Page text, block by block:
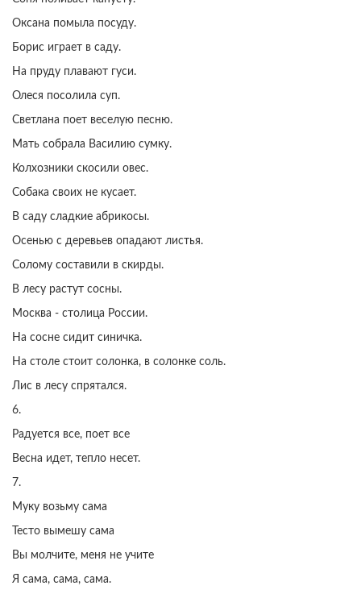
Оксана помыла посуду.
Борис играет в саду.
На пруду плавают гуси.
Олеся посолила суп.
Светлана поет веселую песню.
Мать собрала Василию сумку.
Колхозники скосили овес.
Собака своих не кусает.
В саду сладкие абрикосы.
Осенью с деревьев опадают листья.
Солому составили в скирды.
В лесу растут сосны.
Москва - столица России.
На сосне сидит синичка.
На столе стоит солонка, в солонке соль.
Лис в лесу спрятался.
6.
Радуется все, поет все
Весна идет, тепло несет.
7.
Муку возьму сама
Тесто вымешу сама
Вы молчите, меня не учите
Я сама, сама, сама.